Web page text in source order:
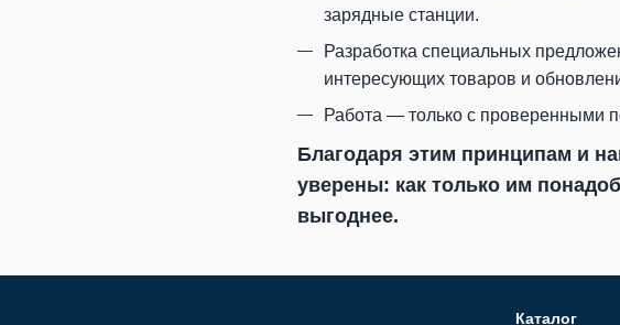
зарядные станции.
Разработка специальных
интересующих товаров и
Работа — только с проверенными
Благодаря этим принципам и
уверены: как только им
выгоднее.
Каталог